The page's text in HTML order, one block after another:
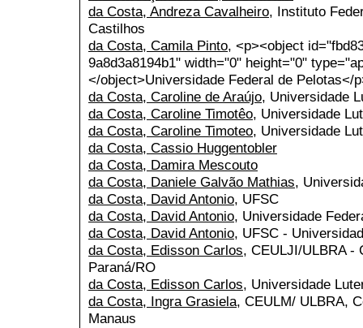
da Costa, Andreza Cavalheiro, Instituto
Castilhos
da Costa, Camila Pinto, <p><object
9a8d3a8194b1" width="0" height="0"
</object>Universidade Federal de Pelotas</
da Costa, Caroline de Araújo, Universidade
da Costa, Caroline Timotêo, Universidade
da Costa, Caroline Timoteo, Universidade
da Costa, Cassio Huggentobler
da Costa, Damira Mescouto
da Costa, Daniele Galvão Mathias,
da Costa, David Antonio, UFSC
da Costa, David Antonio, Universidade
da Costa, David Antonio, UFSC -
da Costa, Edisson Carlos, CEULJI/ULBRA -
Paraná/RO
da Costa, Edisson Carlos, Universidade
da Costa, Ingra Grasiela, CEULM/ ULBRA,
Manaus